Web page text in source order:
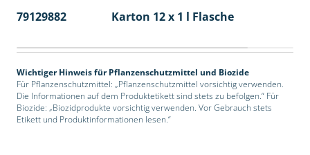
79129882 Karton 12 x 1 l Flasche
Wichtiger Hinweis für Pflanzenschutzmittel und Biozide
Für Pflanzenschutzmittel: „Pflanzenschutzmittel vorsichtig verwenden.
Die Informationen auf dem Produktetikett sind stets zu befolgen.“ Für
Biozide: „Biozidprodukte vorsichtig verwenden. Vor Gebrauch stets
Etikett und Produktinformationen lesen.“